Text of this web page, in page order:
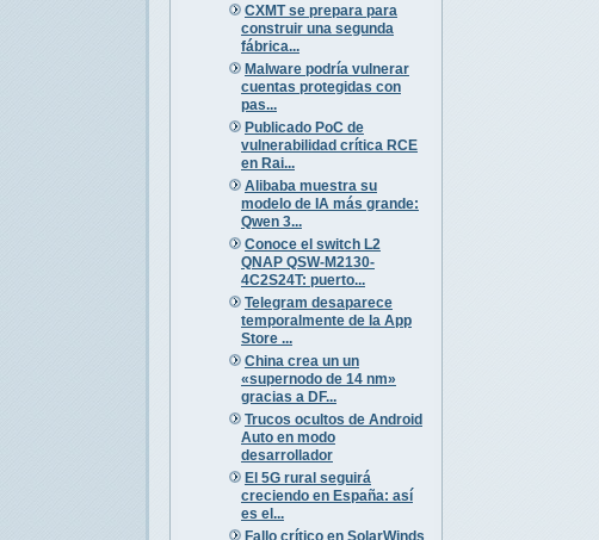
CXMT se prepara para
construir una segunda
fábrica...
Malware podría vulnerar
cuentas protegidas con
pas...
Publicado PoC de
vulnerabilidad crítica RCE
en Rai...
Alibaba muestra su
modelo de IA más grande:
Qwen 3...
Conoce el switch L2
QNAP QSW-M2130-
4C2S24T: puerto...
Telegram desaparece
temporalmente de la App
Store ...
China crea un un
«supernodo de 14 nm»
gracias a DF...
Trucos ocultos de Android
Auto en modo
desarrollador
El 5G rural seguirá
creciendo en España: así
es el...
Fallo crítico en SolarWinds